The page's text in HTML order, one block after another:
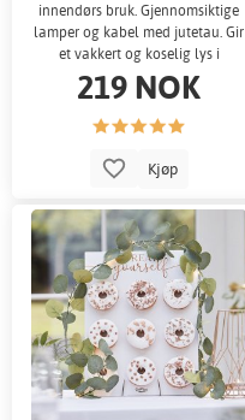
innendørs bruk. Gjennomsiktige
lamper og kabel med jutetau. Gir
et vakkert og koselig lys i
hjemmet
219 NOK
Kjøp